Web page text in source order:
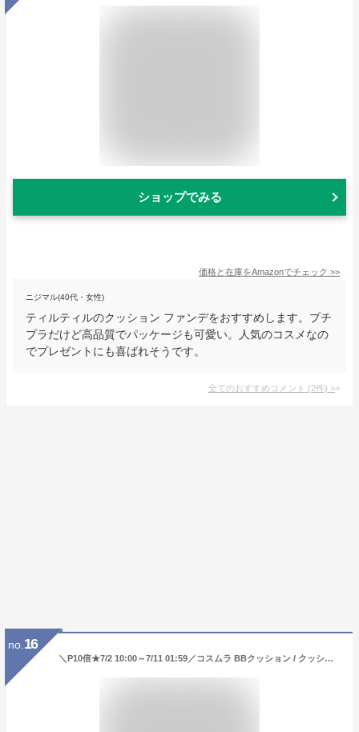
ショップでみる
価格と在庫をAmazonでチェック >>
ニジマル(40代・女性)
ティルティルのクッション ファンデをおすすめします。プチ
プラだけど高品質でパッケージも可愛い。人気のコスメなの
でプレゼントにも喜ばれそうです。
全てのおすすめコメント (2件) >
no. 16
＼P10倍★7/2 10:00～7/11 01:59／コスムラ BBクッション / クッションファンデーション 韓国コスメ 日焼け止め トーンアップ UVカット 崩れにくい カバー ツヤ 敏感肌 混合肌 保湿 クッションファンデ 本品 レフィル SPF50+ PA+++UVA+UVB cosmura